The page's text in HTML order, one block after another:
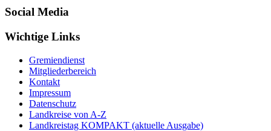
Social Media
Wichtige Links
Gremiendienst
Mitgliederbereich
Kontakt
Impressum
Datenschutz
Landkreise von A-Z
Landkreistag KOMPAKT (aktuelle Ausgabe)